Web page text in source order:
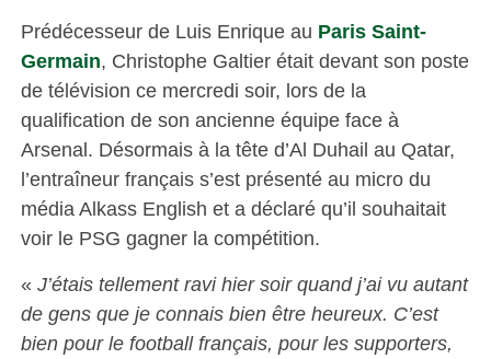
Prédécesseur de Luis Enrique au Paris Saint-
Germain, Christophe Galtier était devant son poste
de télévision ce mercredi soir, lors de la
qualification de son ancienne équipe face à
Arsenal. Désormais à la tête d’Al Duhail au Qatar,
l’entraîneur français s’est présenté au micro du
média Alkass English et a déclaré qu’il souhaitait
voir le PSG gagner la compétition.
« J’étais tellement ravi hier soir quand j’ai vu autant
de gens que je connais bien être heureux. C’est
bien pour le football français, pour les supporters,